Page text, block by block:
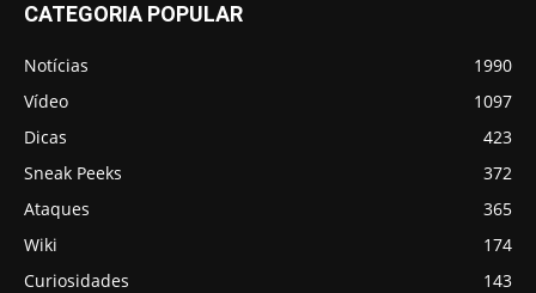
CATEGORIA POPULAR
Notícias
1990
Vídeo
1097
Dicas
423
Sneak Peeks
372
Ataques
365
Wiki
174
Curiosidades
143